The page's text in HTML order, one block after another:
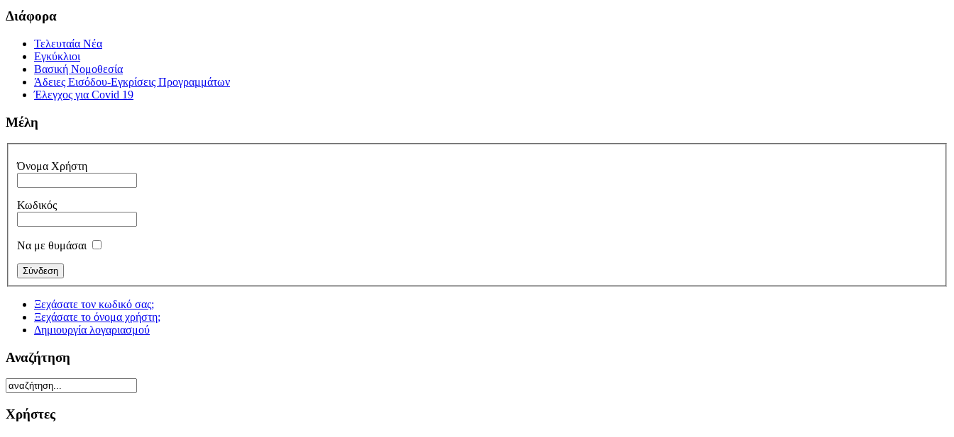
Διάφορα
Τελευταία Νέα
Εγκύκλιοι
Βασική Νομοθεσία
Άδειες Εισόδου-Εγκρίσεις Προγραμμάτων
Έλεγχος για Covid 19
Μέλη
Όνομα Χρήστη
Κωδικός
Να με θυμάσαι
Ξεχάσατε τον κωδικό σας;
Ξεχάσατε το όνομα χρήστη;
Δημιουργία λογαριασμού
Αναζήτηση
Χρήστες